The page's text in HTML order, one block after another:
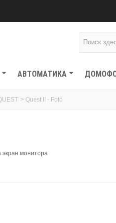
АВТОМАТИКА
> Quest II - Foto
монитора